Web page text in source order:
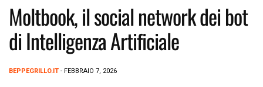
Moltbook, il social network dei bot
di Intelligenza Artificiale
BEPPEGRILLO.IT - FEBBRAIO 7, 2026